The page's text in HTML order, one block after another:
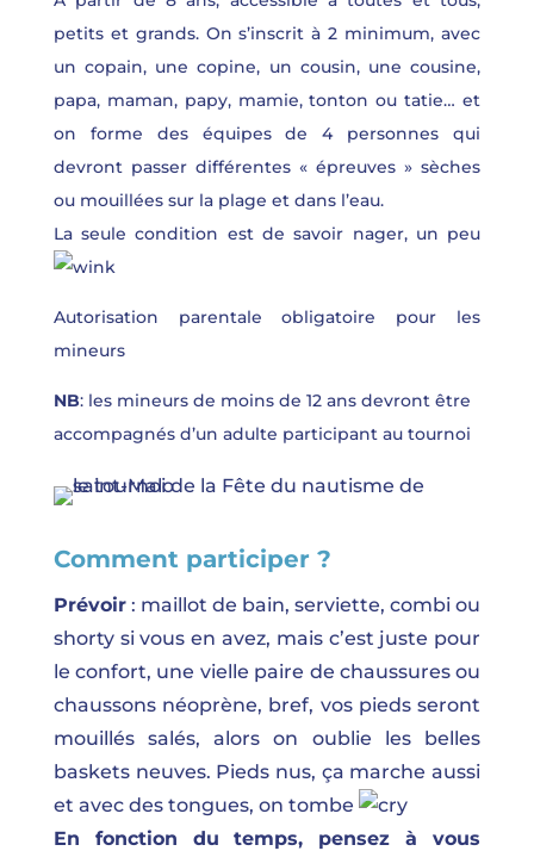
petits et grands. On s’inscrit à 2 minimum, avec
un copain, une copine, un cousin, une cousine,
papa, maman, papy, mamie, tonton ou tatie… et
on forme des équipes de 4 personnes qui
devront passer différentes « épreuves » sèches
ou mouillées sur la plage et dans l’eau.
La seule condition est de savoir nager, un peu
Autorisation parentale obligatoire pour les
mineurs
NB: les mineurs de moins de 12 ans devront être
accompagnés d’un adulte participant au tournoi
Comment participer ?
Prévoir: maillot de bain, serviette, combi ou
shorty si vous en avez, mais c’est juste pour
le confort, une vielle paire de chaussures ou
chaussons néoprène, bref, vos pieds seront
mouillés salés, alors on oublie les belles
baskets neuves. Pieds nus, ça marche aussi
et avec des tongues, on tombe
En fonction du temps, pensez à vous